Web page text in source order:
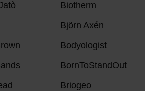
Biotherm
Björn Axén
Bodyologist
BornToStandOut
Briogeo